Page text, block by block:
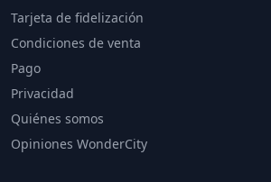
Tarjeta de fidelización
Condiciones de venta
Pago
Privacidad
Quiénes somos
Opiniones WonderCity